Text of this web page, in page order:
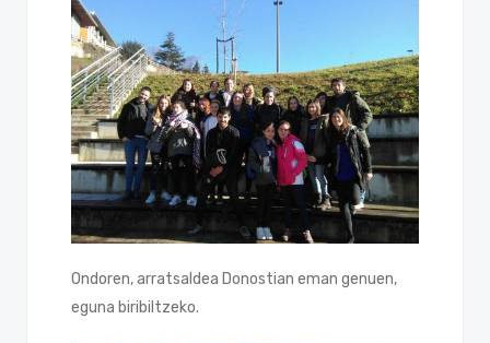
Ondoren, arratsaldea Donostian eman genuen,
eguna biribiltzeko.